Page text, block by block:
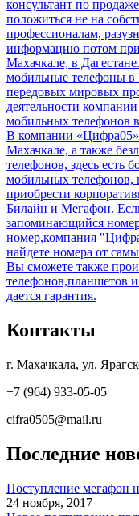
консультант по
положиться не на
профессионалам,
информацию потом
Махачкале, в
мобильные телефоны в
передовых мировых
деятельности
мобильных телефонов
В компании
Махачкале, а также
телефонов, здесь есть
мобильных телефонов,
приобрести
Билайн и Мегафон.
запоминающийся
номер,компания
найдете номера от
Вы сможете также
телефонов,планшетов
дается гарантия.
Контакты
г. Махачкала, ул.
+7 (964) 933-05-05
cifra0505@mail.ru
Последние
Поступление мегафон
24 ноября, 2017